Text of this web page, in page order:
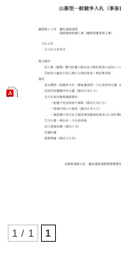
1 / 1 1